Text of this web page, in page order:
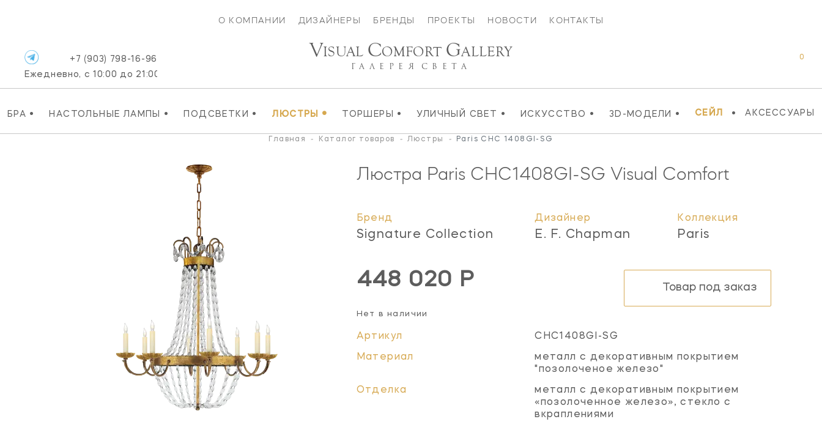
О КОМПАНИИ ДИЗАЙНЕРЫ БРЕНДЫ ПРОЕКТЫ НОВОСТИ КОНТАКТЫ
БРА • НАСТОЛЬНЫЕ ЛАМПЫ • ПОДСВЕТКИ • ЛЮСТРЫ • ТОРШЕРЫ • УЛИЧНЫЙ СВЕТ • ИСКУССТВО • 3D-МОДЕЛИ • СЕЙЛ • АКСЕССУАРЫ
+7 (903) 798-16-96
Ежедневно, с 10:00 до 21:00
0
VISUAL COMFORT GALLERY
ГАЛЕРЕЯ СВЕТА
Главная - Каталог товаров - Люстры - Paris CHC 1408GI-SG
Люстра Paris CHC1408GI-SG Visual Comfort
Бренд
Signature Collection
Дизайнер
E. F. Chapman
Коллекция
Paris
448 020 Р
Нет в наличии
Товар под заказ
Артикул CHC1408GI-SG
Материал
металл с декоративным покрытием
"позолоченое железо"
Отделка
металл с декоративным покрытием
«позолоченное железо», стекло с
вкраплениями